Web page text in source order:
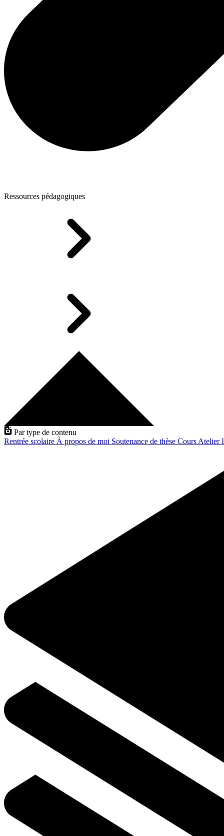
Ressources pédagogiques
Par type de contenu
Rentrée scolaire À propos de moi Soutenance de thèse Cours Atelier